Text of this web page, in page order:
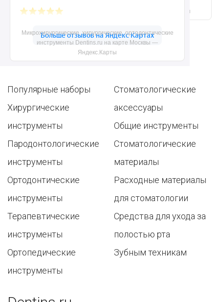
Микрохирургические, хирургические, ортодонтические
инструменты Dentins.ru на карте Москвы —
Яндекс.Карты
инструменты Dentins.ru на карте Москвы — Яндекс.Карты
Ассортимент
Популярные наборы
Хирургические
инструменты
Пародонтологические
инструменты
Ортодонтические
инструменты
Терапевтические
инструменты
Ортопедические
инструменты
Стоматологические
аксессуары
Общие инструменты
Стоматологические
материалы
Расходные материалы
для стоматологии
Средства для ухода за
полостью рта
Зубным техникам